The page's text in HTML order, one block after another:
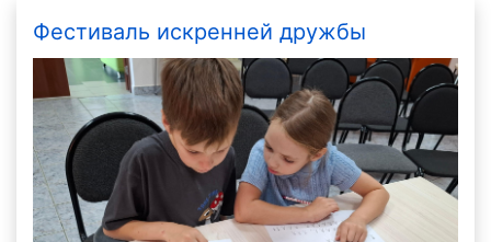
Фестиваль искренней дружбы